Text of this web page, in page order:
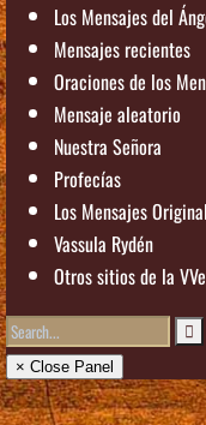
Los Mensajes del
Mensajes recientes
Oraciones de los
Mensaje aleatorio
Nuestra Señora
Profecías
Los Mensajes
Vassula Rydén
Otros sitios de la
× Close Panel